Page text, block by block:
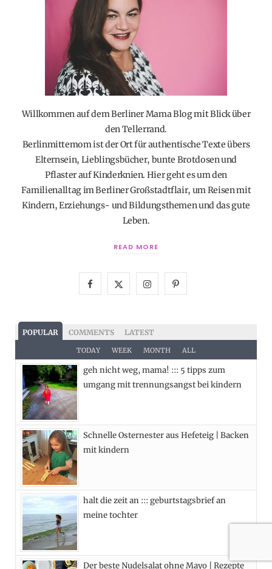
Willkommen auf dem Berliner Mama Blog mit Blick über
den Tellerrand.
Berlinmittemom ist der Ort für authentische Texte übers
Elternsein, Lieblingsbücher, bunte Brotdosen und
Pflaster auf Kinderknien. Hier geht es um den
Familienalltag im Berliner Großstadtflair, um Reisen mit
Kindern, Erziehungs- und Bildungsthemen und das gute
Leben.
READ MORE
c
e
b
k
T
w
i
e
I
s
t
a
a
P
e
s
POPULAR COMMENTS LATEST
TODAY WEEK MONTH ALL
geh nicht weg, mama! ::: 5 tipps zum
umgang mit trennungsangst bei kindern
Schnelle Osternester aus Hefeteig | Backen
mit kindern
halt die zeit an ::: geburtstagsbrief an
meine tochter
Der beste Nudelsalat ohne Mayo | Rezepte